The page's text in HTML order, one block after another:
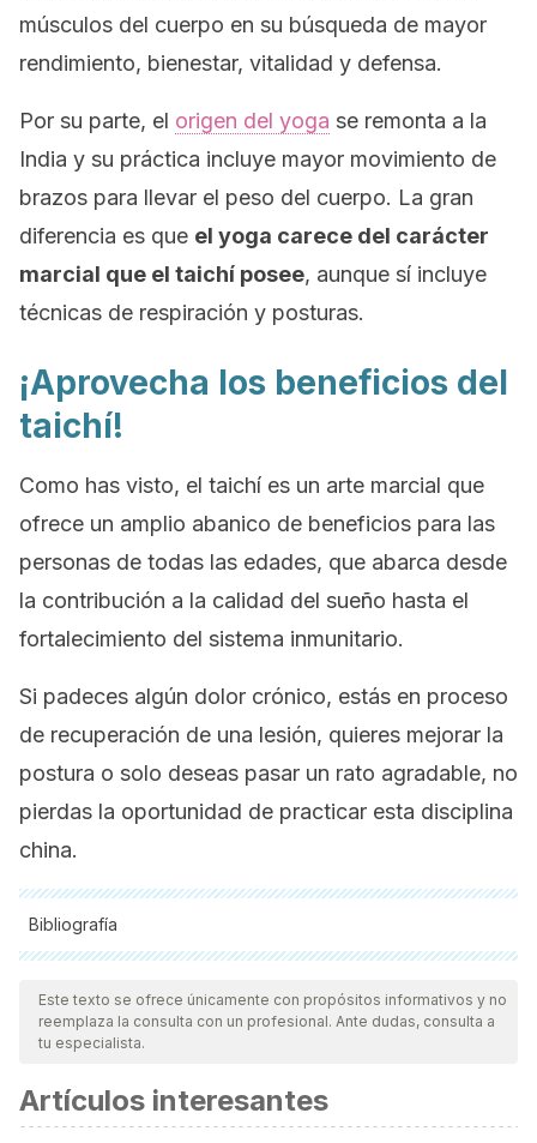
músculos del cuerpo en su búsqueda de mayor
rendimiento, bienestar, vitalidad y defensa.
Por su parte, el origen del yoga se remonta a la
India y su práctica incluye mayor movimiento de
brazos para llevar el peso del cuerpo. La gran
diferencia es que el yoga carece del carácter
marcial que el taichí posee, aunque sí incluye
técnicas de respiración y posturas.
¡Aprovecha los beneficios del
taichí!
Como has visto, el taichí es un arte marcial que
ofrece un amplio abanico de beneficios para las
personas de todas las edades, que abarca desde
la contribución a la calidad del sueño hasta el
fortalecimiento del sistema inmunitario.
Si padeces algún dolor crónico, estás en proceso
de recuperación de una lesión, quieres mejorar la
postura o solo deseas pasar un rato agradable, no
pierdas la oportunidad de practicar esta disciplina
china.
Bibliografía
Todas las fuentes citadas fueron revisadas a profundidad por
nuestro equipo, para asegurar su calidad, confiabilidad,
vigencia y validez.La bibliografía de este artículo fue
científica.
Aguilar-Curiel, J. V., Rodríguez-Castro, D. M. & Mendoza-
Este texto se ofrece únicamente con propósitos informativos y no
reemplaza la consulta con un profesional. Ante dudas, consulta a
tu especialista.
Artículos interesantes